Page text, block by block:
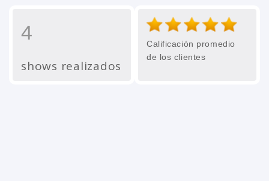
4
shows realizados
Calificación promedio
de los clientes